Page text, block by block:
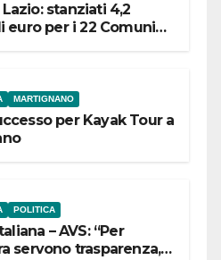
stanziati 4,2
euro per i 22 Comuni
MARTIGNANO
per Kayak Tour a
POLITICA
– AVS: “Per
servono trasparenza,